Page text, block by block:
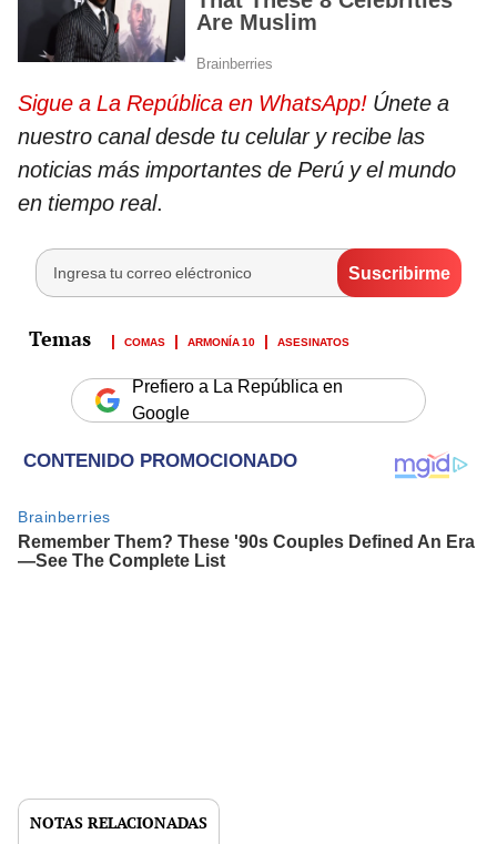
Sigue a La República en WhatsApp! Únete a
nuestro canal desde tu celular y recibe las
noticias más importantes de Perú y el mundo
en tiempo real.
COMAS ARMONÍA 10 ASESINATOS
Prefiero a La República en
Google
NOTAS RELACIONADAS